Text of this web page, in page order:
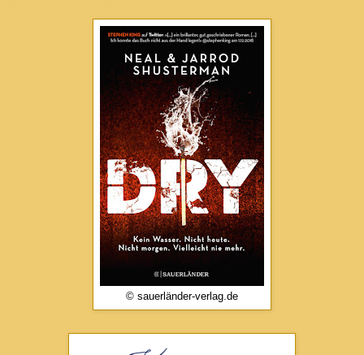
© sauerländer-verlag.de